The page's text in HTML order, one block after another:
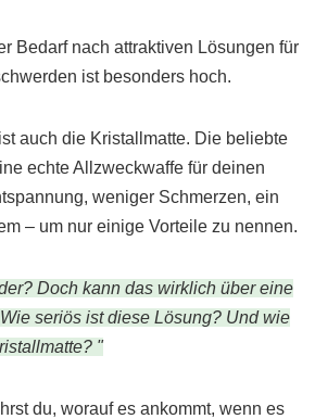
Bedarf nach attraktiven Lösungen für
ist besonders hoch.
auch die Kristallmatte. Die beliebte
echte Allzweckwaffe für deinen
weniger Schmerzen, ein
– um nur einige Vorteile zu nennen.
Doch kann das wirklich über eine
seriös ist diese Lösung? Und wie
"
du, worauf es ankommt, wenn es